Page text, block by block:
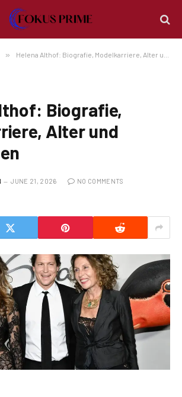
» Helena Althof: Biografie, Modelkarriere, Alter und Privatleben
Biografie,
Alter und
JUNE 21, 2026 NO COMMENTS